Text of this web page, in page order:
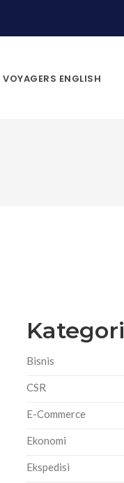
VOYAGERS ENGLISH
Kategori
Bisnis
CSR
E-Commerce
Ekonomi
Ekspedisi